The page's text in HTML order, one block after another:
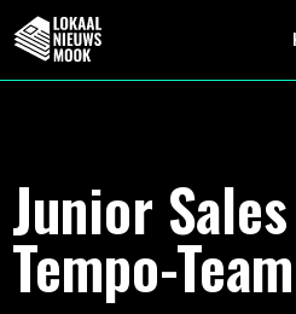
Junior
Tempo-